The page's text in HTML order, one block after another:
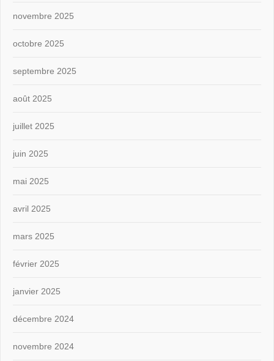
novembre 2025
octobre 2025
septembre 2025
août 2025
juillet 2025
juin 2025
mai 2025
avril 2025
mars 2025
février 2025
janvier 2025
décembre 2024
novembre 2024